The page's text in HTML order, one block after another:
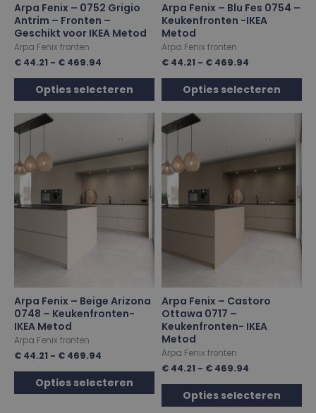
Arpa Fenix – 0752 Grigio
Antrim – Fronten –
Geschikt voor IKEA Metod
Arpa Fenix fronten
€ 44.21 - € 469.94
Opties selecteren
Arpa Fenix – Blu Fes 0754 –
Keukenfronten -IKEA
Metod
Arpa Fenix fronten
€ 44.21 - € 469.94
Opties selecteren
Arpa Fenix – Beige Arizona
0748 – Keukenfronten-
IKEA Metod
Arpa Fenix fronten
€ 44.21 - € 469.94
Opties selecteren
Arpa Fenix – Castoro
Ottawa 0717 –
Keukenfronten- IKEA
Metod
Arpa Fenix fronten
€ 44.21 - € 469.94
Opties selecteren